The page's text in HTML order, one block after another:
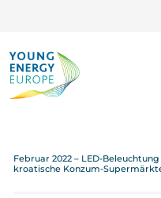
Februar 2022 – LED-
kroatische Konzum-